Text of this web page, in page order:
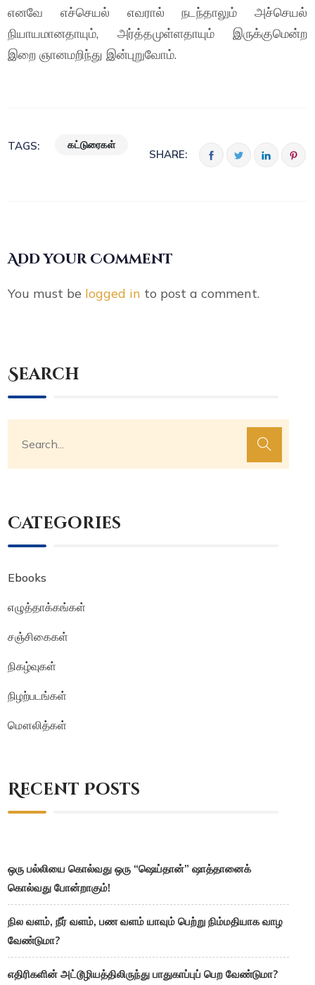
எனவே எச்செயல் எவரால் நடந்தாலும் அச்செயல்
நியாயமானதாயும், அர்த்தமுள்ளதாயும் இருக்குமென்ற
இறை ஞானமறிந்து இன்புறுவோம்.
TAGS: கட்டுரைகள்
SHARE:
Add your Comment
You must be logged in to post a comment.
Search
Categories
Ebooks
எழுத்தாக்கங்கள்
சஞ்சிகைகள்
நிகழ்வுகள்
நிழற்படங்கள்
மௌலித்கள்
Recent Posts
ஒரு பல்லியை கொல்வது ஒரு “ஷெய்தான்” ஷாத்தானைக்
கொல்வது போன்றாகும்!
நில வளம், நீர் வளம், பண வளம் யாவும் பெற்று நிம்மதியாக வாழ
வேண்டுமா?
எதிரிகளின் அட்டூழியத்திலிருந்து பாதுகாப்புப் பெற வேண்டுமா?